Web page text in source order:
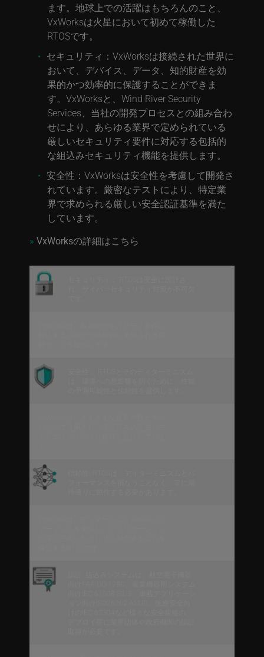
ます。地球上での活躍はもちろんのこと、
VxWorksは火星において初めて稼働した
RTOSです。
セキュリティ： VxWorksは接続された世界に
おいて、デバイス、データ、知的財産を効
果的かつ効率的に保護することができま
す。VxWorksと、Wind River Security
Services、当社の開発プロセスとの組み合わ
せにより、あらゆる業界で定められている
厳しいセキュリティ要件に対応する包括的
な組込みセキュリティ機能を提供します。
安全性： VxWorksは安全性を考慮して開発さ
れています。厳密なテストにより、特定業
界で求められる厳しい安全認証基準を満た
しています。
» VxWorksの詳細はこちら